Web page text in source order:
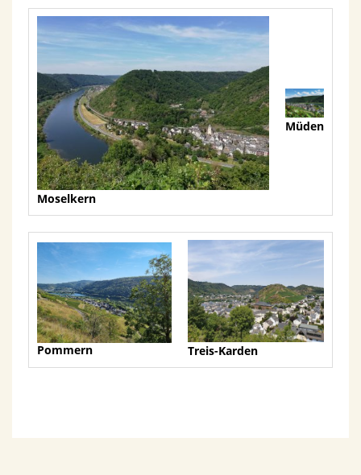
Moselkern
Müden
Pommern Treis-Karden